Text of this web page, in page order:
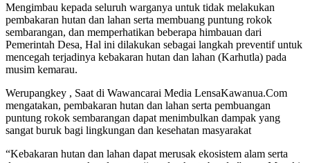
Mengimbau kepada seluruh warganya untuk tidak melakukan
pembakaran hutan dan lahan serta membuang puntung rokok
sembarangan, dan memperhatikan beberapa himbauan dari
Pemerintah Desa, Hal ini dilakukan sebagai langkah preventif untuk
mencegah terjadinya kebakaran hutan dan lahan (Karhutla) pada
musim kemarau.
Werupangkey , Saat di Wawancarai Media LensaKawanua.Com
mengatakan, pembakaran hutan dan lahan serta pembuangan
puntung rokok sembarangan dapat menimbulkan dampak yang
sangat buruk bagi lingkungan dan kesehatan masyarakat
“Kebakaran hutan dan lahan dapat merusak ekosistem alam serta